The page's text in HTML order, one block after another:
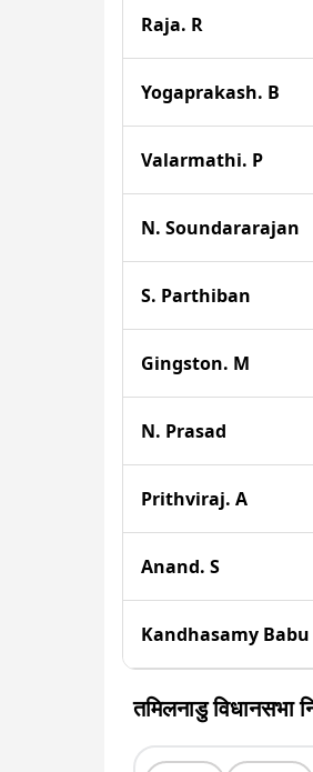
Raja. R
Yogaprakash. B
Valarmathi. P
N. Soundararajan
S. Parthiban
Gingston. M
N. Prasad
Prithviraj. A
Anand. S
Kandhasamy Babu
तमिलनाडु विधानसभा